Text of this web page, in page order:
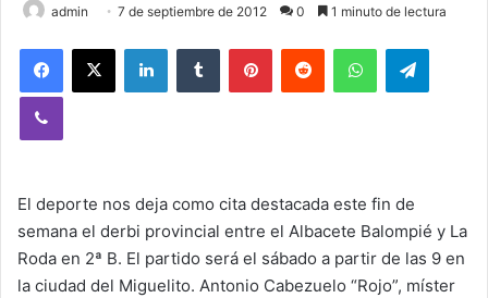
admin 7 de septiembre de 2012 0 1 minuto de lectura
El deporte nos deja como cita destacada este fin de
semana el derbi provincial entre el Albacete Balompié y La
Roda en 2ª B. El partido será el sábado a partir de las 9 en
la ciudad del Miguelito. Antonio Cabezuelo “Rojo”, míster